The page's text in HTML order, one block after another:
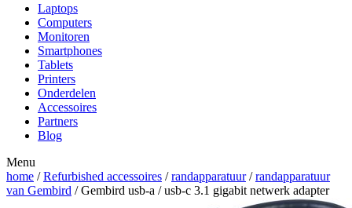
Laptops
Computers
Monitoren
Smartphones
Tablets
Printers
Onderdelen
Accessoires
Partners
Blog
Menu
home /Refurbished accessoires /randapparatuur/randapparatuur
van Gembird / Gembird usb-a / usb-c 3.1 gigabit netwerk adapter